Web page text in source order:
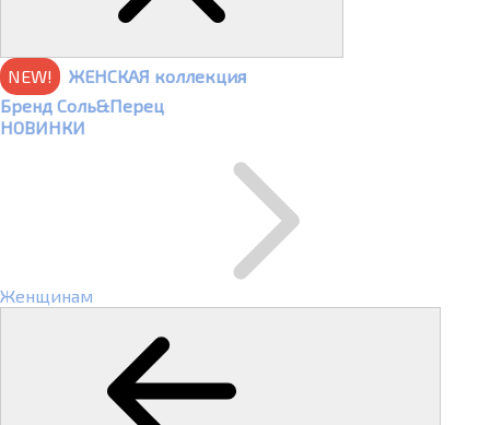
NEW!
ЖЕНСКАЯ коллекция
Бренд Соль&Перец
НОВИНКИ
Женщинам